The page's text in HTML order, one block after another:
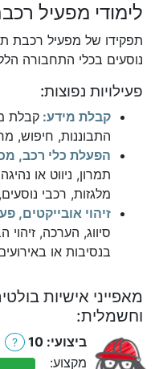
לימודי מפעיל
תפקידו של מפעיל רכבת
נוסעים בכלי התחבורה
פעילויות נפוצות:
קבלת מידע: קבלת
התבוננות, חיפוש,
הפעלת כלי רכב,
תמרון, ניווט או
מלגזות, רכבי
זיהוי אובייקטים,
סיווג, הערכה, זיהוי
בנסיבות או
מאפייני אישיות
וחשמלית:
ביצועי: 10 ?
מקצוע: